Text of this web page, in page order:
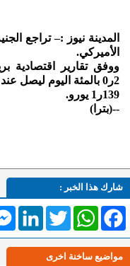
المدينة نيوز :– تراجع
الأميركي.
ووفق تقارير اقتصادية
2ر0 بالمئة اليوم ليصل عند 246ر1 دولار، وأمام اليورو
139ر1 يورو.
--(بترا)
شارك هذا الخبر :
LinkedInTwitterWhatsAppFacebook
مواضيع ساخنة اخرى